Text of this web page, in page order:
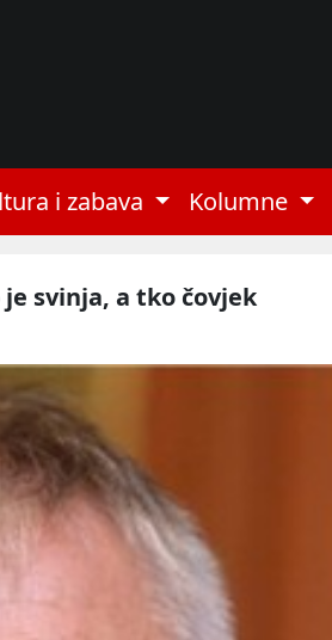
i zabava Kolumne
svinja, a tko čovjek